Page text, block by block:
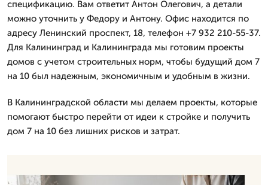
спецификацию. Вам ответит Антон Олегович, а детали
можно уточнить у Федору и Антону. Офис находится по
адресу Ленинский проспект, 18, телефон +7 932 210-55-37.
Для Калининград и Калининграда мы готовим проекты
домов с учетом строительных норм, чтобы будущий дом 7
на 10 был надежным, экономичным и удобным в жизни.
В Калининградской области мы делаем проекты, которые
помогают быстро перейти от идеи к стройке и получить
дом 7 на 10 без лишних рисков и затрат.